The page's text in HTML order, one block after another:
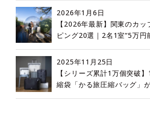
2026年1月6日
【2026年最新】関東のカッ
ピング20選｜2名1室“5万円
2025年11月25日
【シリーズ累計1万個突破
縮袋「かる旅圧縮バッグ」